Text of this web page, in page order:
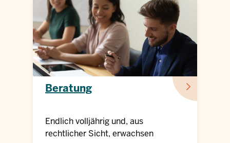
Beratung
Endlich volljährig und, aus
rechtlicher Sicht, erwachsen